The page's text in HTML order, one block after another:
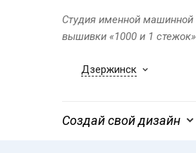
Студия именной машинной
вышивки «1000 и 1 стежок»
Дзержинск
Создай свой дизайн